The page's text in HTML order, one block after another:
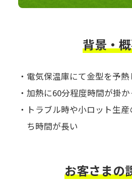
背景・
・電気保温庫にて金型を予熱
・加熱に60分程度時間が掛
・トラブル時や小ロット生
ち時間が長い
お客さまの